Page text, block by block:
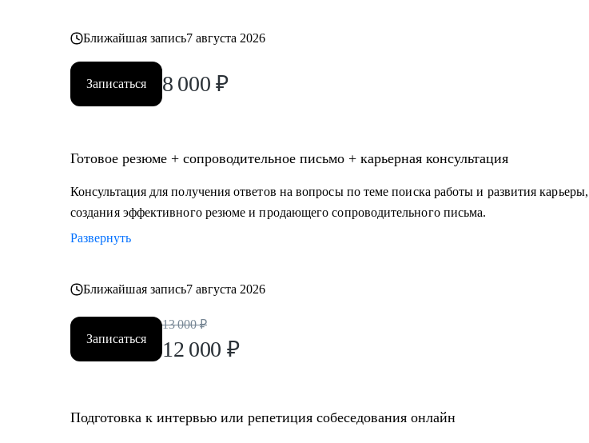
Ближайшая запись7 августа 2026
Записаться 8 000 ₽
Готовое резюме + сопроводительное письмо + карьерная консультация
Консультация для получения ответов на вопросы по теме поиска работы и развития карьеры,
создания эффективного резюме и продающего сопроводительного письма.
Развернуть
Ближайшая запись7 августа 2026
Записаться
13 000 ₽
12 000 ₽
Подготовка к интервью или репетиция собеседования онлайн